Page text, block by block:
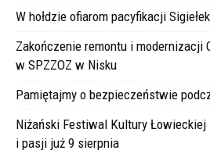
W hołdzie ofiarom pacyfikacji
Zakończenie remontu i modernizacji
w SPZZOZ w Nisku
Pamiętajmy o bezpieczeństwie
Niżański Festiwal Kultury
i pasji już 9 sierpnia